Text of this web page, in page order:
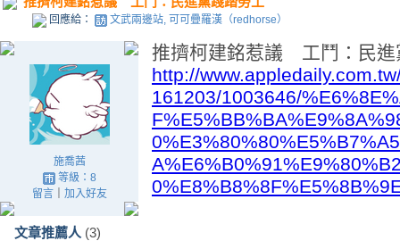
回應給： 文武兩邊站, 可可疊羅漢（redhorse）
施喬茜
等級：8
留言｜ 加入好友
文章推薦人 (3)
推擠柯建銘惹議 工鬥：民進
http://
161203/1003646/